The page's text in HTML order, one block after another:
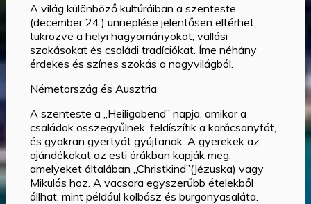
A világ különböző kultúráiban a szenteste
(december 24.) ünneplése jelentősen eltérhet,
tükrözve a helyi hagyományokat, vallási
szokásokat és családi tradíciókat. Íme néhány
érdekes és színes szokás a nagyvilágból.
Németország és Ausztria
A szenteste a „Heiligabend” napja, amikor a
családok összegyűlnek, feldíszítik a karácsonyfát,
és gyakran gyertyát gyújtanak. A gyerekek az
ajándékokat az esti órákban kapják meg,
amelyeket általában „Christkind”(Jézuska) vagy
Mikulás hoz. A vacsora egyszerűbb ételekből
állhat, mint például kolbász és burgonyasaláta.